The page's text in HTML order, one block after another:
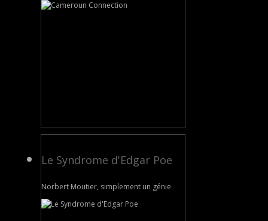
Le Syndrome d'Edgar Poe
Norbert Moutier, simplement un génie